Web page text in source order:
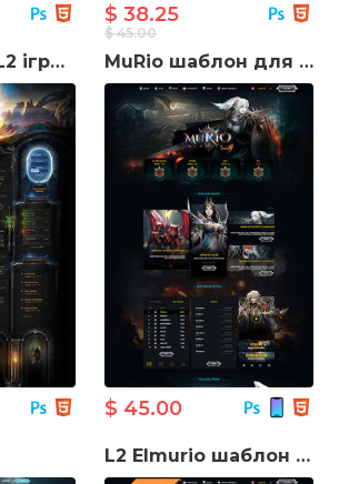
$ 45.00
$ 38.25
Battle World L2 ігровий шаблон сайту MuRio шаблон для створення ігрового сайту
$ 45.00
L2 Elmurio шаблон для створення ігрового сайту